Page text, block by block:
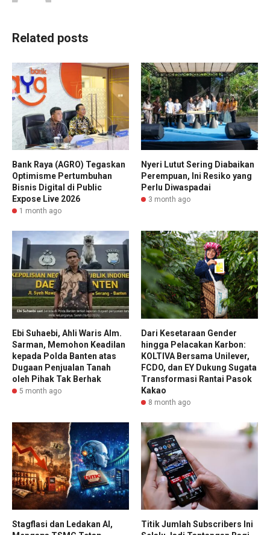
Related posts
Bank Raya (AGRO) Tegaskan
Optimisme Pertumbuhan
Bisnis Digital di Public
Expose Live 2026
1 month ago
Nyeri Lutut Sering Diabaikan
Perempuan, Ini Resiko yang
Perlu Diwaspadai
3 month ago
Ebi Suhaebi, Ahli Waris Alm.
Sarman, Memohon Keadilan
kepada Polda Banten atas
Dugaan Penjualan Tanah
oleh Pihak Tak Berhak
5 month ago
Dari Kesetaraan Gender
hingga Pelacakan Karbon:
KOLTIVA Bersama Unilever,
FCDO, dan EY Dukung Sugata
Transformasi Rantai Pasok
Kakao
8 month ago
Stagflasi dan Ledakan AI,
Titik Jumlah Subscribers Ini